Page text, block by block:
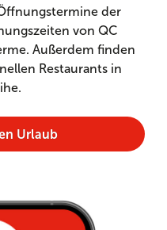
der
von QC
Außerdem finden
Restaurants in
Urlaub